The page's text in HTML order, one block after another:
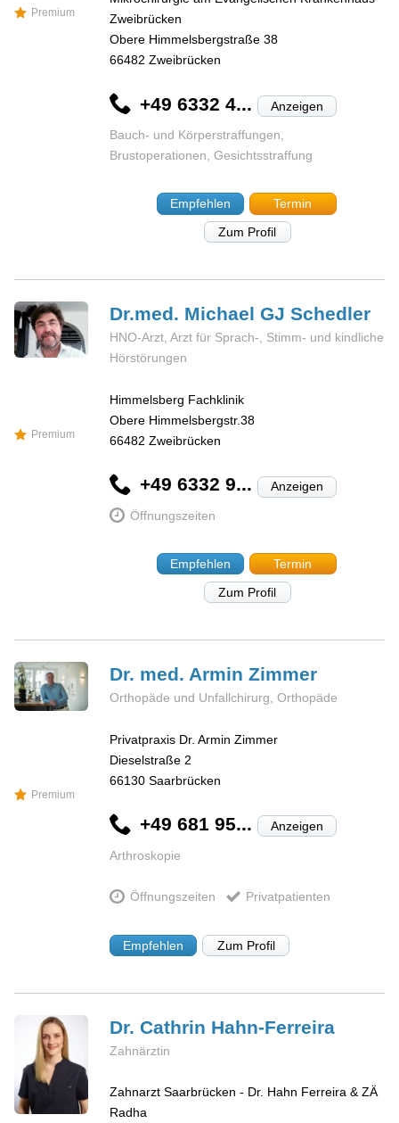
Premium
Zweibrücken
Obere Himmelsbergstraße 38
66482 Zweibrücken
+49 6332 4... Anzeigen
Bauch- und Körperstraffungen,
Brustoperationen, Gesichtsstraffung
Empfehlen
Termin
Zum Profil
Premium
Dr.med. Michael GJSchedler
HNO-Arzt, Arzt für Sprach-, Stimm- und kindliche
Hörstörungen
Himmelsberg Fachklinik
Obere Himmelsbergstr.38
66482 Zweibrücken
+49 6332 9... Anzeigen
Öffnungszeiten
Empfehlen
Termin
Zum Profil
Premium
Dr. med. ArminZimmer
Orthopäde und Unfallchirurg, Orthopäde
Privatpraxis Dr. Armin Zimmer
Dieselstraße 2
66130 Saarbrücken
+49 681 95... Anzeigen
Arthroskopie
Öffnungszeiten Privatpatienten
Empfehlen Zum Profil
Dr. Cathrin Hahn-Ferreira
Zahnärztin
Zahnarzt Saarbrücken - Dr. Hahn Ferreira & ZÄ
Radha